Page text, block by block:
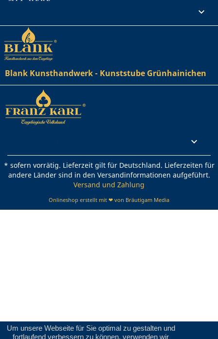
Um unsere Webseite für Sie optimal zu gestalten und
fortlaufend verbessern zu können, verwenden wir

Blank Kunsthandwerk - Kunststube Grünhainichen

* sofern vorrätig. Lieferzeit gilt für Deutschland. Lieferzeiten für
andere Länder sind in den Versandinformationen aufgeführt.
Versand und Zahlung
Onlineshop erstellt mit ❤ von Bräutigam Media